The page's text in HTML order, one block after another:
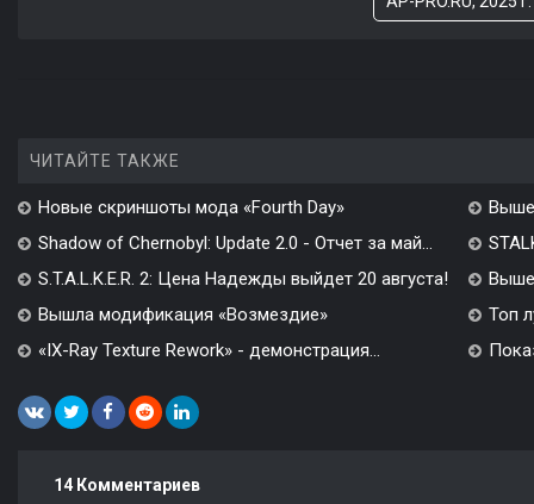
ЧИТАЙТЕ ТАКЖЕ
Новые скриншоты мода «Fourth Day»
Shadow of Chernobyl: Update 2.0 - Отчет за май...
S.T.A.L.K.E.R. 2: Цена Надежды выйдет 20 августа!
Вышла модификация «Возмездие»
Топ
«IX-Ray Texture Rework» - демонстрация...
14 Комментариев